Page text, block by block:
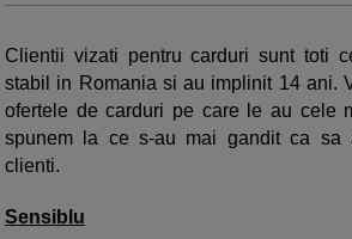
Clientii vizati pentru carduri sunt toti
stabil in Romania si au implinit 14 ani.
ofertele de carduri pe care le au cele
spunem la ce s-au mai gandit ca sa
clienti.
Sensiblu